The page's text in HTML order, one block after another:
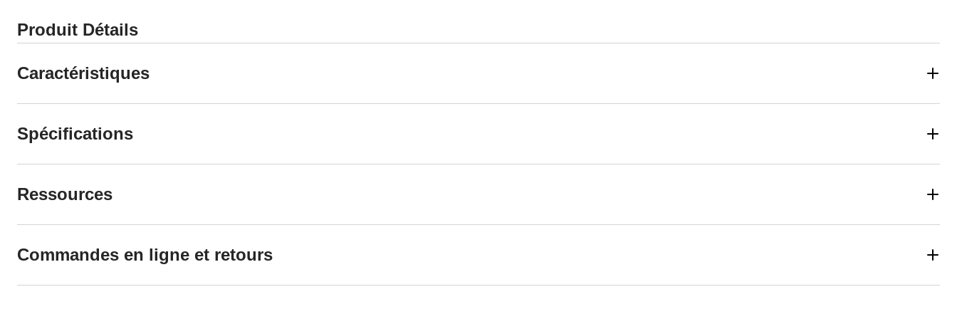
Produit Détails
Caractéristiques
Spécifications
Ressources
Commandes en ligne et retours